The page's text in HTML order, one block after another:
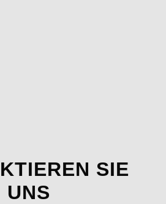
SIE
UNS